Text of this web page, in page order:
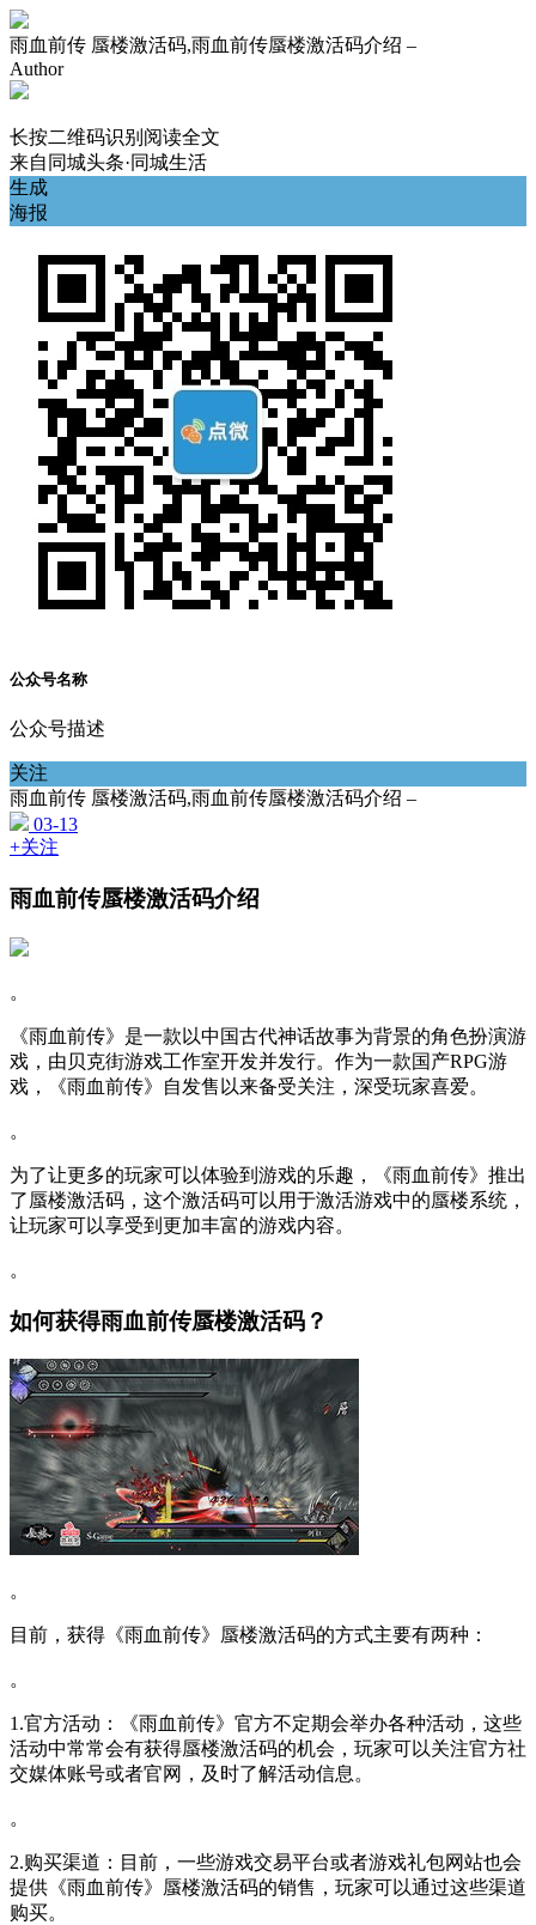
雨血前传 蜃楼激活码,雨血前传蜃楼激活码介绍 –
Author
长按二维码识别阅读全文
来自 同城头条·同城生活
生成
海报
公众号名称
公众号描述
关注
雨血前传 蜃楼激活码,雨血前传蜃楼激活码介绍 –
03-13
+关注
雨血前传蜃楼激活码介绍
。
《雨血前传》是一款以中国古代神话故事为背景的角色扮演游
戏，由贝克街游戏工作室开发并发行。作为一款国产RPG游
戏，《雨血前传》自发售以来备受关注，深受玩家喜爱。
。
为了让更多的玩家可以体验到游戏的乐趣，《雨血前传》推出
了蜃楼激活码，这个激活码可以用于激活游戏中的蜃楼系统，
让玩家可以享受到更加丰富的游戏内容。
。
如何获得雨血前传蜃楼激活码？
。
目前，获得《雨血前传》蜃楼激活码的方式主要有两种：
。
1.官方活动：《雨血前传》官方不定期会举办各种活动，这些
活动中常常会有获得蜃楼激活码的机会，玩家可以关注官方社
交媒体账号或者官网，及时了解活动信息。
。
2.购买渠道：目前，一些游戏交易平台或者游戏礼包网站也会
提供《雨血前传》蜃楼激活码的销售，玩家可以通过这些渠道
购买。